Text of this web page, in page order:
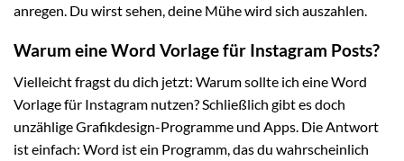
anregen. Du wirst sehen, deine Mühe wird sich auszahlen.
Warum eine Word Vorlage für Instagram Posts?
Vielleicht fragst du dich jetzt: Warum sollte ich eine Word
Vorlage für Instagram nutzen? Schließlich gibt es doch
unzählige Grafikdesign-Programme und Apps. Die Antwort
ist einfach: Word ist ein Programm, das du wahrscheinlich